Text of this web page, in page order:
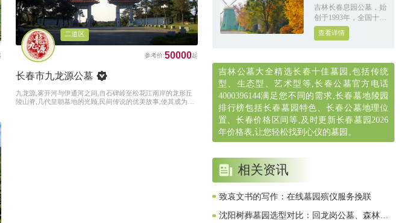
二道区
50000
长春市九龙源公墓
九龙源,雾开河与伊通河之间,自石碑岭至松花江南岸的龙形丘
陵山脊,几代皇朝墓地的光顾,民间传说的优美故事,使其成为千
平行，面朝伊通河水
系，福祉长春人民永世
康宁。
（长春人文纪念
园）
吉林长春息园公墓，始
创于1993年，全国十大
景观陵园，园内景观通
古博今、中西合璧，融
彰显北方人文纪念公园
磅礴、大气、厚重、唯
美的独特魅力。
查看详情
吉林公墓大全精选长春十佳墓园,包括传统
型、生态型、艺术型等,长春公墓官方电话
4000396144满足您不同的需求,长春墓地陵园
排行榜包括长春墓园特色、长春公墓地理位
置、长春价格区间等,及时更新长春墓园2026
年价格表,让您轻松找到心仪的墓园。
相关资讯
致哀文书的写作：在线墓园殡仪服务挽联
沈阳树葬墓园选型对比：回龙岗公墓、森林纪